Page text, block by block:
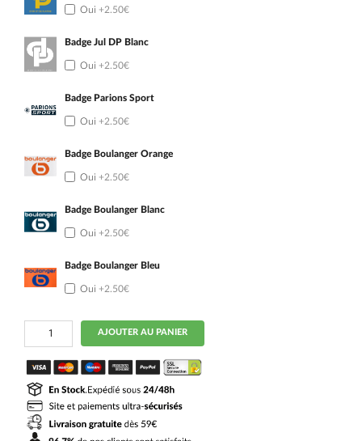
Oui +2.50€
Badge Jul DP Blanc
Oui +2.50€
Badge Parions Sport
Oui +2.50€
Badge Boulanger Orange
Oui +2.50€
Badge Boulanger Blanc
Oui +2.50€
Badge Boulanger Bleu
Oui +2.50€
quantité
Maillot
OM
Kit
Enfant
Domicile
2026
2027
Gouiri
AJOUTER AU PANIER